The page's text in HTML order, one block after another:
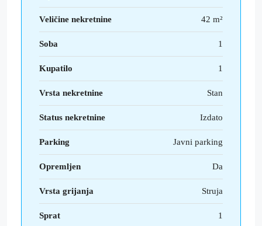
Veličine nekretnine 42 m²
Soba 1
Kupatilo 1
Vrsta nekretnine Stan
Status nekretnine Izdato
Parking Javni parking
Opremljen Da
Vrsta grijanja Struja
Sprat 1